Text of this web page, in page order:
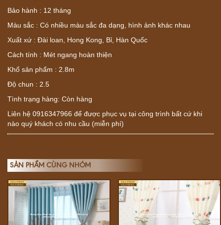
Bảo hành : 12 tháng
Màu sắc : Có nhiều màu sắc đa dạng, hình ảnh khác nhau
Xuất xứ : Đài loan, Hong Kong, Bỉ, Hàn Quốc
Cách tính : Mét ngang hoàn thiện
Khổ sản phẩm : 2.8m
Độ chun : 2.5
Tình trạng hàng: Còn hàng
Liên hệ 0916347966 để được phục vụ tại công trình bất cứ khi
nào quý khách có nhu cầu (miễn phí)
SẢN PHẨM CÙNG NHÓM